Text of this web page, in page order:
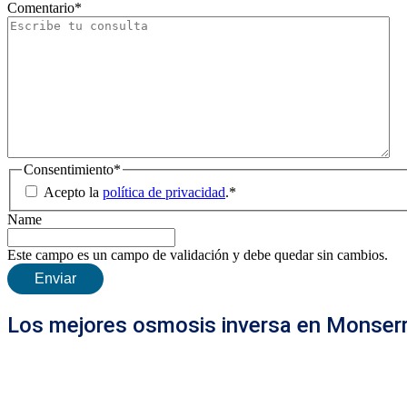
Comentario*
Consentimiento*
Acepto la política de privacidad.*
Name
Este campo es un campo de validación y debe quedar sin cambios.
Los mejores osmosis inversa en